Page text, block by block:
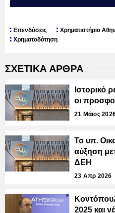
Επενδύσεις Χρηματιστήριο
Χρηματοδότηση
ΣΧΕΤΙΚΑ ΑΡΘΡΑ
Ιστορικό
οι
21 Μάιος
Το υπ.
αύξηση
ΔΕΗ
23 Απρ 2026
2025 και